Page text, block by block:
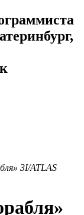
3I/ATLAS